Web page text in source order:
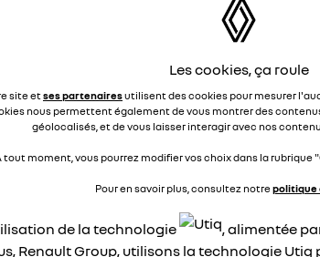
5 sur le capot indicateur
joha91803108
Le29 juillet 2025à19:58
Bonjour,
tous les modeles de R5 electrique ?
Les cookies, ça roule
site etses partenairesutilisent des cookies pour mesurer
nous permettent également de vous montrer des
géolocalisés, et de vous laisser interagir avec nos
tout moment, vous pourrez modifier vos choix dans la rubrique
Pour en savoir plus, consultez notrepolitique
de la technologie
, alimentée
Renault Group, utilisons la technologie